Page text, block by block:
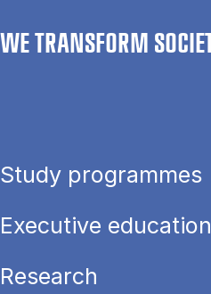
WE TRANSFORM
Study programmes
Executive education
Research